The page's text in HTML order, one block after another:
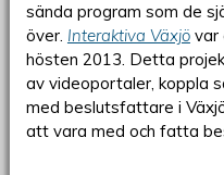
sända program som de
över. Interaktiva Växjövar
hösten 2013. Detta
av videoportaler, koppla
med beslutsfattare i
att vara med och fatta